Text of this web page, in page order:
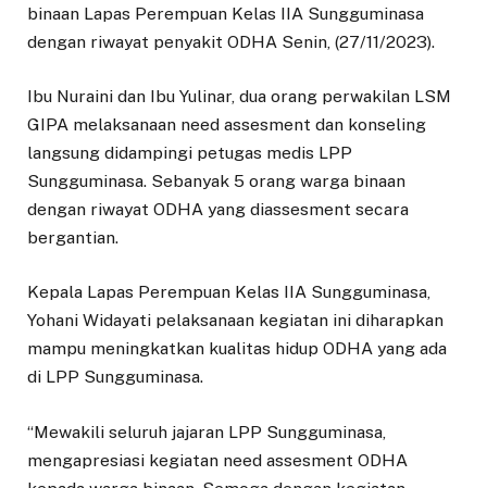
binaan Lapas Perempuan Kelas IIA Sungguminasa
dengan riwayat penyakit ODHA Senin, (27/11/2023).
Ibu Nuraini dan Ibu Yulinar, dua orang perwakilan LSM
GIPA melaksanaan need assesment dan konseling
langsung didampingi petugas medis LPP
Sungguminasa. Sebanyak 5 orang warga binaan
dengan riwayat ODHA yang diassesment secara
bergantian.
Kepala Lapas Perempuan Kelas IIA Sungguminasa,
Yohani Widayati pelaksanaan kegiatan ini diharapkan
mampu meningkatkan kualitas hidup ODHA yang ada
di LPP Sungguminasa.
“Mewakili seluruh jajaran LPP Sungguminasa,
mengapresiasi kegiatan need assesment ODHA